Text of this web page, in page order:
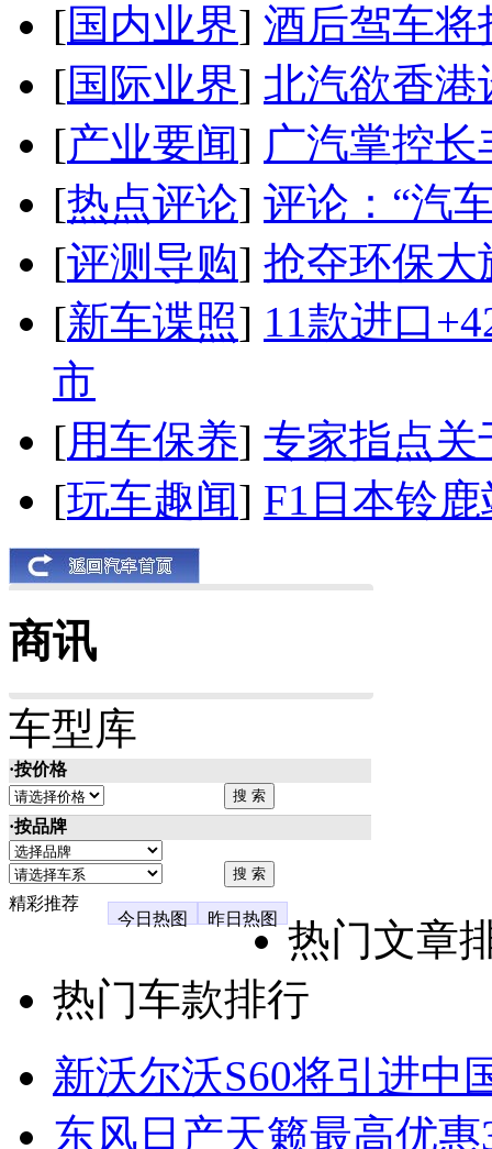
[国内业界] 酒后驾车将
[国际业界] 北汽欲香港
[产业要闻] 广汽掌控
[热点评论] 评论：“汽
[评测导购] 抢夺环保大
[新车谍照] 11款进口
市
[用车保养] 专家指点关
[玩车趣闻] F1日本铃
商讯
车型库
·按价格
·按品牌
精彩推荐
今日热图
昨日热图
热门文章
热门车款排行
新沃尔沃S60将引进中
东风日产天籁最高优